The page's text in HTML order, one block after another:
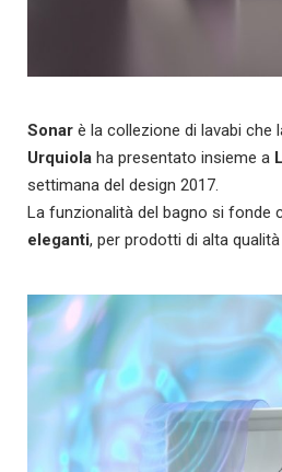
Sonar è la collezione di lavabi che
Urquiola ha presentato insieme a
settimana del design 2017.
La funzionalità del bagno si fonde
eleganti, per prodotti di alta